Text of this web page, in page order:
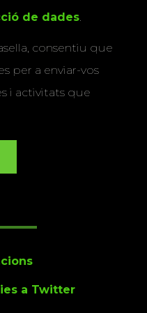
de dades.
consentiu que
per a enviar-vos
i activitats que
a Twitter